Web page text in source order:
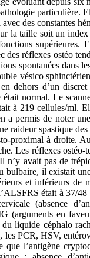
particulière.
des constantes
la taille soit un
supérieures.
des réflexes ostéo
spontanées dans
vésico
dehors d’un
était normal. Le
à 219 cellules/ml.
a permis de noter
raideur spastique
proximal à droite.
Les réflexes
n’y avait pas de
bulbaire, il existait
et inférieurs
était à 37/
(absence
(arguments en
du liquide céphalo
les PCR, HSV,
que l’antigène